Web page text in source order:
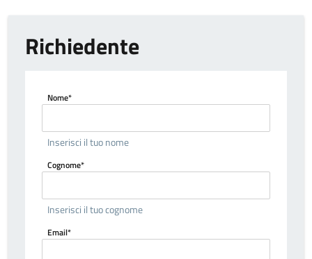
Richiedente
Nome*
Inserisci il tuo nome
Cognome*
Inserisci il tuo cognome
Email*